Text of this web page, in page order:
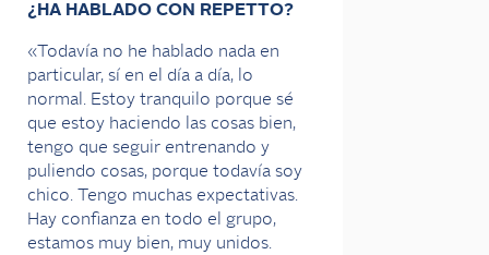
¿HA HABLADO CON REPETTO?
«Todavía no he hablado nada en
particular, sí en el día a día, lo
normal. Estoy tranquilo porque sé
que estoy haciendo las cosas bien,
tengo que seguir entrenando y
puliendo cosas, porque todavía soy
chico. Tengo muchas expectativas.
Hay confianza en todo el grupo,
estamos muy bien, muy unidos.